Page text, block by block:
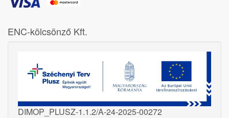
ENC-kölcsönző Kft.
DIMOP_PLUSZ-1.1.2/A-24-2025-00272